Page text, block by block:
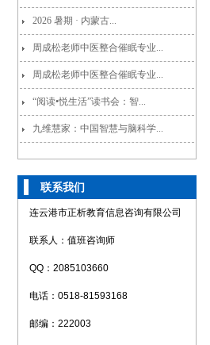
2026 暑期 · 内蒙古...
周成松老师中医整合催眠专业...
周成松老师中医整合催眠专业...
“阅读•悦生活”读书会：智...
九维慧家：中国智慧与脑科学...
联系我们
连云港市正析教育信息咨询有限公司
联系人：值班咨询师
QQ：2085103660
电话：0518-81593168
邮编：222003